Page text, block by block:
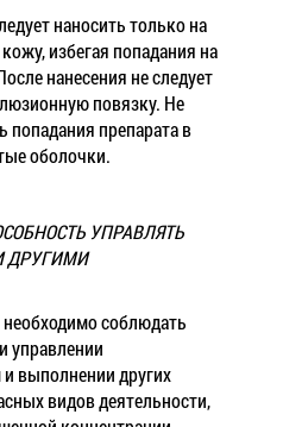
наносить только на
избегая попадания на
нанесения не следует
повязку. Не
попадания препарата в
оболочки.
УПРАВЛЯТЬ
ДРУГИМИ
соблюдать
управлении
выполнении других
видов деятельности,